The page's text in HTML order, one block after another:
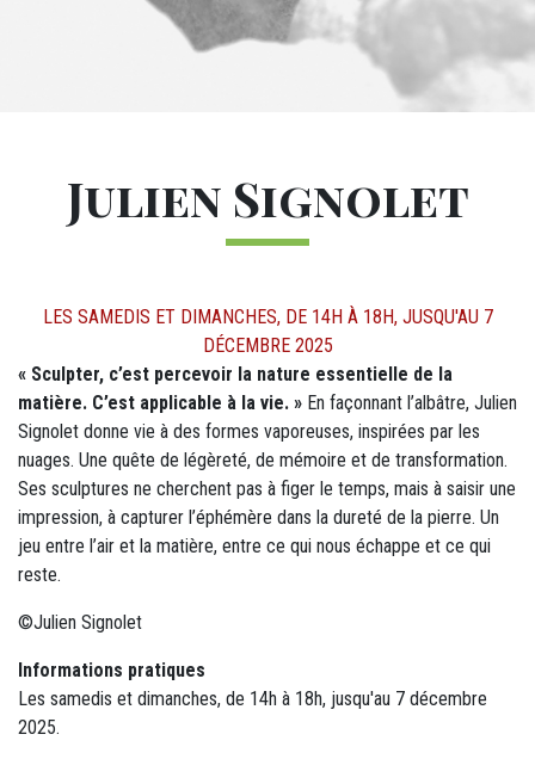
Julien Signolet
DÉTAILS
LES SAMEDIS ET DIMANCHES, DE 14H À 18H, JUSQU'AU 7
DÉCEMBRE 2025
M12 - Texte (1)
« Sculpter, c’est percevoir la nature essentielle de la
matière. C’est applicable à la vie. » En façonnant l’albâtre, Julien
Signolet donne vie à des formes vaporeuses, inspirées par les
nuages. Une quête de légèreté, de mémoire et de transformation.
Ses sculptures ne cherchent pas à figer le temps, mais à saisir une
impression, à capturer l’éphémère dans la dureté de la pierre. Un
jeu entre l’air et la matière, entre ce qui nous échappe et ce qui
reste.
©Julien Signolet
Informations pratiques
Les samedis et dimanches, de 14h à 18h, jusqu'au 7 décembre
2025.